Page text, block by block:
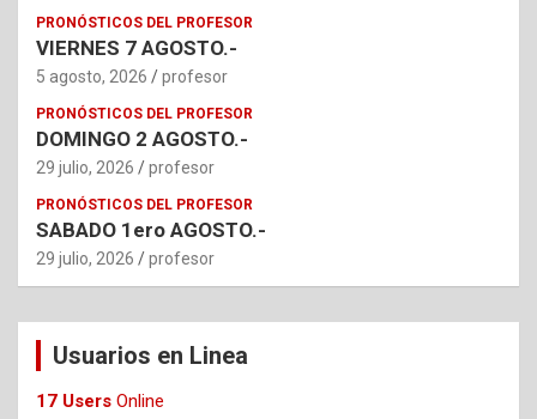
PRONÓSTICOS DEL PROFESOR
VIERNES 7 AGOSTO.-
5 agosto, 2026 profesor
PRONÓSTICOS DEL PROFESOR
DOMINGO 2 AGOSTO.-
29 julio, 2026 profesor
PRONÓSTICOS DEL PROFESOR
SABADO 1ero AGOSTO.-
29 julio, 2026 profesor
Usuarios en Linea
17 Users Online